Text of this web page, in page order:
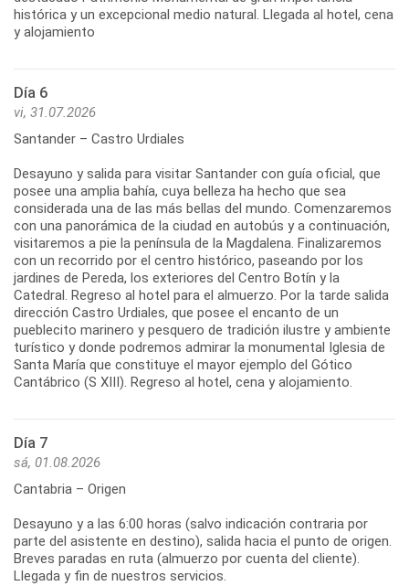
histórica y un excepcional medio natural. Llegada al hotel, cena
y alojamiento
Día 6
vi, 31.07.2026
Santander – Castro Urdiales
Desayuno y salida para visitar Santander con guía oficial, que
posee una amplia bahía, cuya belleza ha hecho que sea
considerada una de las más bellas del mundo. Comenzaremos
con una panorámica de la ciudad en autobús y a continuación,
visitaremos a pie la península de la Magdalena. Finalizaremos
con un recorrido por el centro histórico, paseando por los
jardines de Pereda, los exteriores del Centro Botín y la
Catedral. Regreso al hotel para el almuerzo. Por la tarde salida
dirección Castro Urdiales, que posee el encanto de un
pueblecito marinero y pesquero de tradición ilustre y ambiente
turístico y donde podremos admirar la monumental Iglesia de
Santa María que constituye el mayor ejemplo del Gótico
Cantábrico (S XIII). Regreso al hotel, cena y alojamiento.
Día 7
sá, 01.08.2026
Cantabria – Origen
Desayuno y a las 6:00 horas (salvo indicación contraria por
parte del asistente en destino), salida hacia el punto de origen.
Breves paradas en ruta (almuerzo por cuenta del cliente).
Llegada y fin de nuestros servicios.